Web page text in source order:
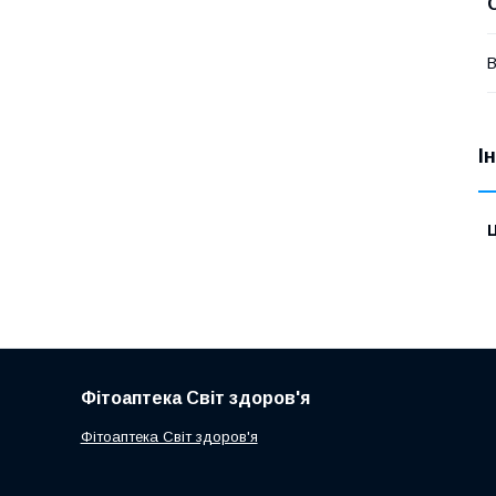
Фітоаптека Світ здоров'я
Фітоаптека Світ здоров'я